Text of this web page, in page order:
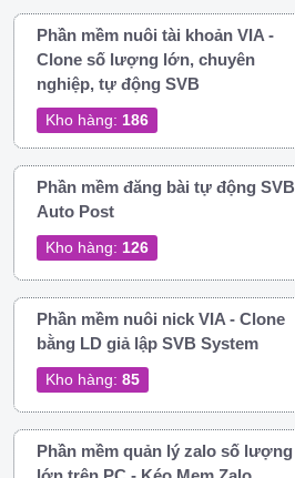
Phần mềm nuôi tài khoản VIA -
Clone số lượng lớn, chuyên
nghiệp, tự động SVB
Kho hàng: 186
Phần mềm đăng bài tự động SVB
Auto Post
Kho hàng: 126
Phần mềm nuôi nick VIA - Clone
bằng LD giả lập SVB System
Kho hàng: 85
Phần mềm quản lý zalo số lượng